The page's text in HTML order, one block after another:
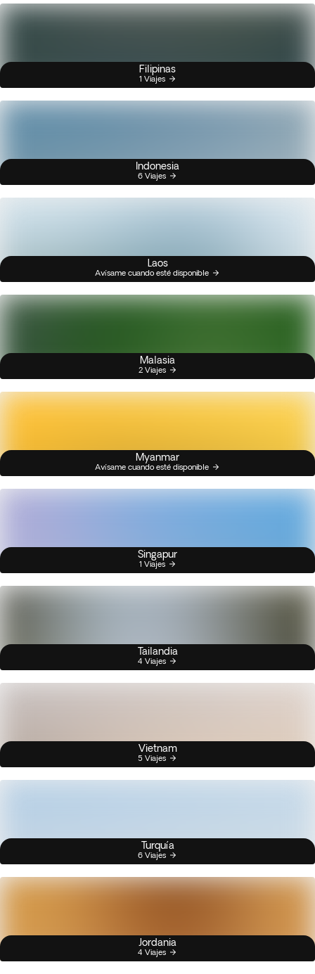
Filipinas
1 Viajes
Indonesia
6 Viajes
Laos
Avísame cuando esté disponible
Malasia
2 Viajes
Myanmar
Avísame cuando esté disponible
Singapur
1 Viajes
Tailandia
4 Viajes
Vietnam
5 Viajes
Turquía
6 Viajes
Jordania
4 Viajes